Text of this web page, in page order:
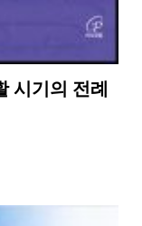
시기의 전례